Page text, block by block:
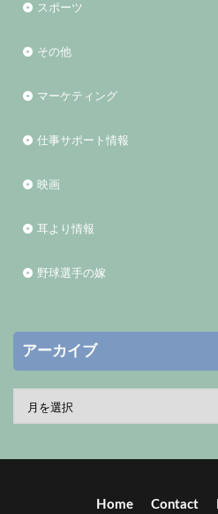
スポーツ
その他
マーケティング
仕事サポート情報
映画
耳より情報
野球選手の嫁
アーカイブ
Home Contact